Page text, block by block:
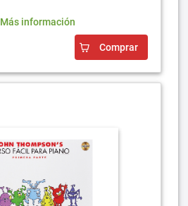
Más información
Comprar